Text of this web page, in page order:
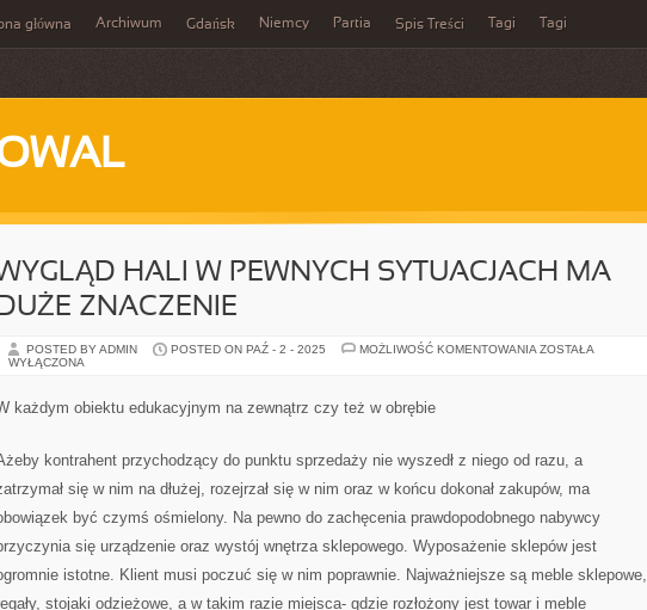
główna Archiwum Gdańsk Niemcy Partia Spis Treści Tagi Tagi
HALI W PEWNYCH SYTUACJACH MA
DUŻE ZNACZENIE
POSTED BY ADMIN POSTED ON PAŹ - 2 - 2025 MOŻLIWOŚĆ KOMENTOWANIA WYGLĄD
ZOSTAŁA
WYŁĄCZONA
każdym obiektu edukacyjnym na zewnątrz czy też w obrębie
kontrahent przychodzący do punktu sprzedaży nie wyszedł z niego od razu, a
się w nim na dłużej, rozejrzał się w nim oraz w końcu dokonał zakupów, ma
być czymś ośmielony. Na pewno do zachęcenia prawdopodobnego nabywcy
się urządzenie oraz wystój wnętrza sklepowego. Wyposażenie sklepów jest
istotne. Klient musi poczuć się w nim poprawnie. Najważniejsze są meble sklepowe,
stojaki odzieżowe, a w takim razie miejsca- gdzie rozłożony jest towar i meble